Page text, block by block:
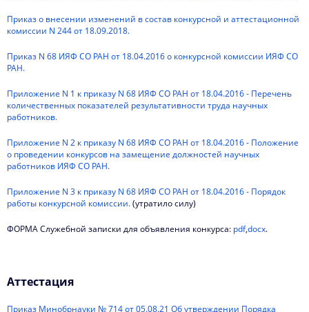
Приказ о внесении изменений в состав конкурсной и аттестационной
комиссии N 244 от 18.09.2018.
Приказ N 68 ИЯФ СО РАН от 18.04.2016 о конкурсной комиссии ИЯФ СО
РАН.
Приложение N 1 к приказу N 68 ИЯФ СО РАН от 18.04.2016 - Перечень
количественных показателей результативности труда научных
работников.
Приложение N 2 к приказу N 68 ИЯФ СО РАН от 18.04.2016 - Положение
о проведении конкурсов на замещение должностей научных
работников ИЯФ СО РАН.
Приложение N 3 к приказу N 68 ИЯФ СО РАН от 18.04.2016 - Порядок
работы конкурсной комиссии.(утратило силу)
ФОРМА Служебной записки для объявления конкурса: pdf,docx.
Аттестация
Приказ Минобрнауки № 714 от 05.08.21 Об утверждении Порядка